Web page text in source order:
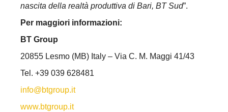
nascita della realtà produttiva di Bari, BT Sud”.
Per maggiori informazioni:
BT Group
20855 Lesmo (MB) Italy – Via C. M. Maggi 41/43
Tel. +39 039 628481
info@btgroup.it
www.btgroup.it